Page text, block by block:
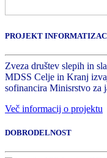
PROJEKT
Zveza društev slepih in
MDSS Celje in Kranj
sofinancira Minisrstvo za
Več informacij o projektu
DOBRODELNOST